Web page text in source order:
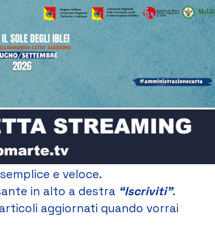
e veloce.
in alto a destra “Iscriviti”.
aggiornati quando vorrai